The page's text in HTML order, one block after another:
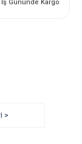
İş Gününde Kargo
>